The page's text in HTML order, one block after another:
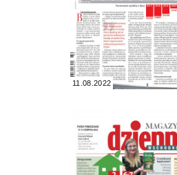
11.08.2022